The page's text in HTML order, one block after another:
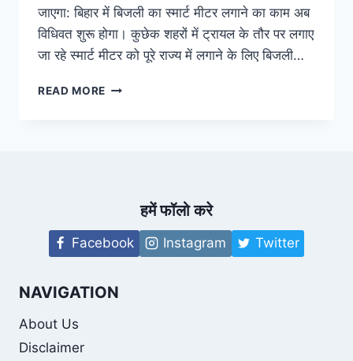
जाएगा: बिहार में बिजली का स्मार्ट मीटर लगाने का काम अब
विधिवत शुरू होगा। कुछेक शहरों में ट्रायल के तौर पर लगाए
जा रहे स्मार्ट मीटर को पूरे राज्य में लगाने के लिए बिजली…
READ MORE बिहार
किया
हमें फॉलो करे
Facebook Instagram Twitter
NAVIGATION
About Us
Disclaimer